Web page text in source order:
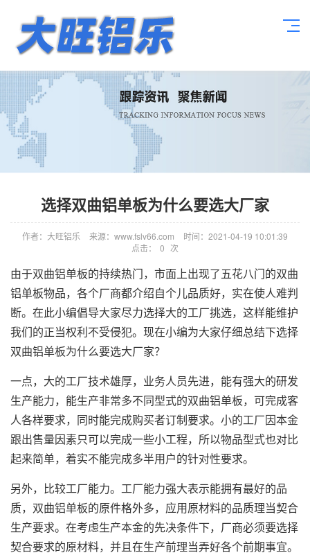
选择双曲铝单板为什么要选大厂家
作者：大旺铝乐 来源：www.fslv66.com
时间：2021-04-19 10:01:39
点击：
0 次
由于双曲铝单板的持续热门，市面上出现了五花八门的双曲
铝单板物品，各个厂商都介绍自个儿品质好，实在使人难判
断。在此小编倡导大家尽力选择大的工厂挑选，这样能维护
我们的正当权利不受侵犯。现在小编为大家仔细总结下选择
双曲铝单板为什么要选大厂家？
一点，大的工厂技术雄厚，业务人员先进，能有强大的研发
生产能力，能生产非常多不同型式的双曲铝单板，可完成客
人各样要求，同时能完成购买者订制要求。小的工厂因本金
跟出售量因素只可以完成一些小工程，所以物品型式也对比
起来简单，着实不能完成多半用户的针对性要求。
另外，比较工厂能力。工厂能力强大表示能拥有最好的品
质， 双曲铝单板的原件格外多，应用原材料的品质理当契合
生产要求。在考虑生产本金的先决条件下，厂商必须要选择
契合要求的原材料，并且在生产前理当弄好各个前期事宜。